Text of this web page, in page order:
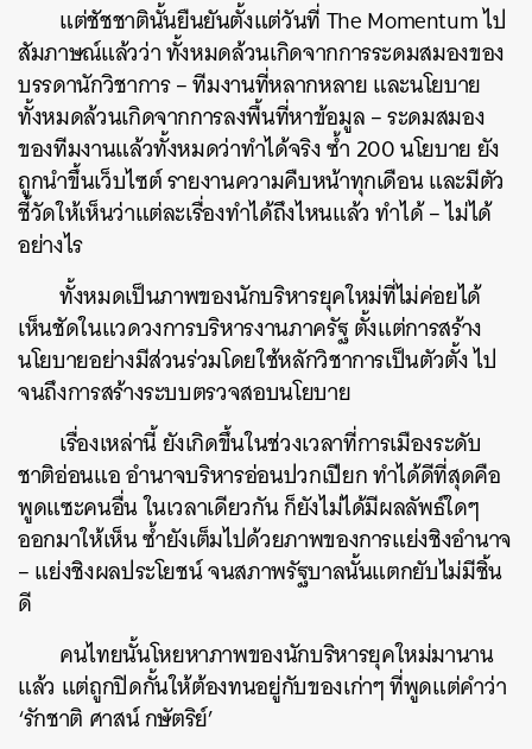
แต่ชัชชาตินั้นยืนยันตั้งแต่วันที่ The Momentum ไป
สัมภาษณ์แล้วว่า ทั้งหมดล้วนเกิดจากการระดมสมองของ
บรรดานักวิชาการ – ทีมงานที่หลากหลาย และนโยบาย
ทั้งหมดล้วนเกิดจากการลงพื้นที่หาข้อมูล – ระดมสมอง
ของทีมงานแล้วทั้งหมดว่าทำได้จริง ซ้ำ 200 นโยบาย ยัง
ถูกนำขึ้นเว็บไซต์ รายงานความคืบหน้าทุกเดือน และมีตัว
ชี้วัดให้เห็นว่าแต่ละเรื่องทำได้ถึงไหนแล้ว ทำได้ – ไม่ได้
อย่างไร
ทั้งหมดเป็นภาพของนักบริหารยุคใหม่ที่ไม่ค่อยได้
เห็นชัดในแวดวงการบริหารงานภาครัฐ ตั้งแต่การสร้าง
นโยบายอย่างมีส่วนร่วมโดยใช้หลักวิชาการเป็นตัวตั้ง ไป
จนถึงการสร้างระบบตรวจสอบนโยบาย
เรื่องเหล่านี้ ยังเกิดขึ้นในช่วงเวลาที่การเมืองระดับ
ชาติอ่อนแอ อำนาจบริหารอ่อนปวกเปียก ทำได้ดีที่สุดคือ
พูดแซะคนอื่น ในเวลาเดียวกัน ก็ยังไม่ได้มีผลลัพธ์ใดๆ
ออกมาให้เห็น ซ้ำยังเต็มไปด้วยภาพของการแย่งชิงอำนาจ
– แย่งชิงผลประโยชน์ จนสภาพรัฐบาลนั้นแตกยับไม่มีชิ้น
ดี
คนไทยนั้นโหยหาภาพของนักบริหารยุคใหม่มานาน
แล้ว แต่ถูกปิดกั้นให้ต้องทนอยู่กับของเก่าๆ ที่พูดแต่คำว่า
‘รักชาติ ศาสน์ กษัตริย์’